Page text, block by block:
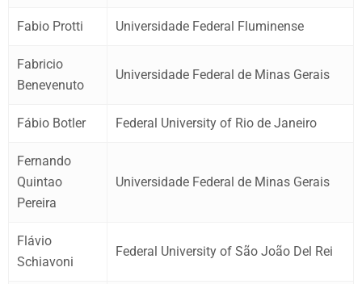
Fabio Protti Universidade Federal Fluminense
Fabricio
Benevenuto
Universidade Federal de Minas Gerais
Fábio Botler Federal University of Rio de Janeiro
Fernando
Quintao
Pereira
Universidade Federal de Minas Gerais
Flávio
Schiavoni
Federal University of São João Del Rei